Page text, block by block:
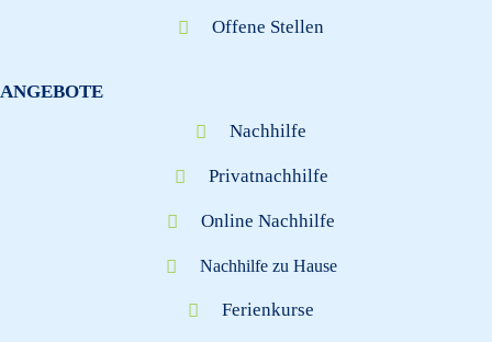
Offene Stellen
ANGEBOTE
Nachhilfe
Privatnachhilfe
Online Nachhilfe
Nachhilfe zu Hause
Ferienkurse